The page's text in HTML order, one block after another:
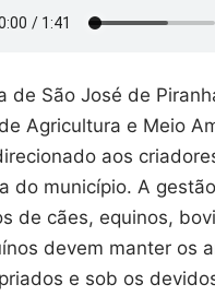
de São José de
Agricultura e Meio
aos
do município. A
de cães, equinos,
devem manter os
e sob os